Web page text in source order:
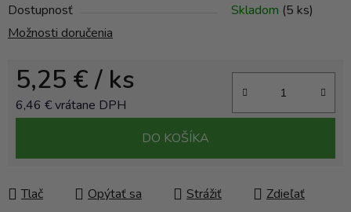
Dostupnosť Skladom (5 ks)
Možnosti doručenia
5,25 €/ ks
6,46 € vrátane DPH
DO KOŠÍKA
Tlač Opýtať sa Strážiť Zdieľať